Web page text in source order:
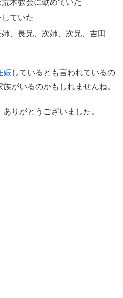
木教会に勤めていた
ていた
、長兄、次姉、次兄、吉田
娠しているとも言われているの
がいるのかもしれませんね。
りがとうございました。